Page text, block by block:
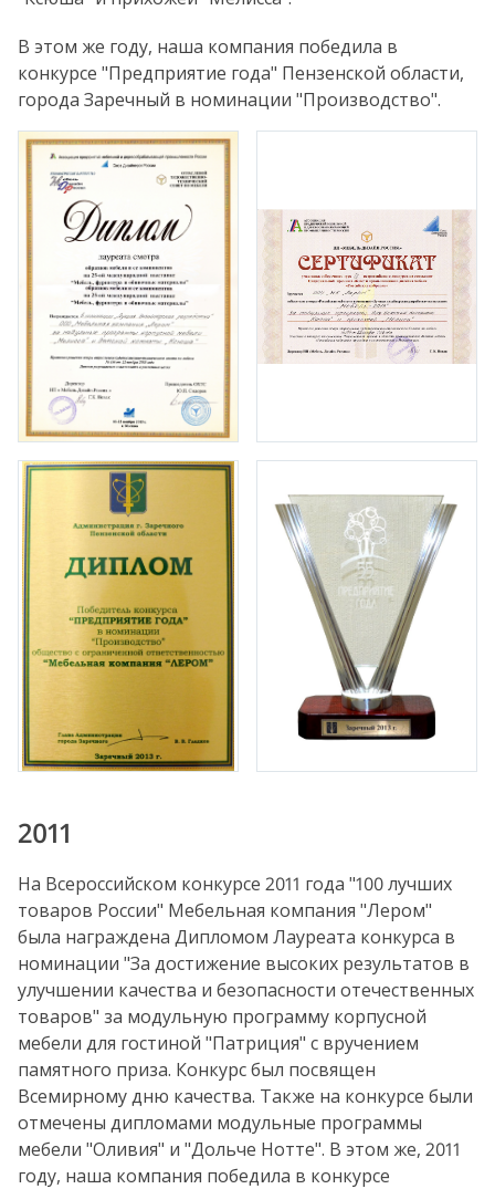
В этом же году, наша компания победила в
конкурсе "Предприятие года" Пензенской области,
города Заречный в номинации "Производство".
2011
На Всероссийском конкурсе 2011 года "100 лучших
товаров России" Мебельная компания "Лером"
была награждена Дипломом Лауреата конкурса в
номинации "За достижение высоких результатов в
улучшении качества и безопасности отечественных
товаров" за модульную программу корпусной
мебели для гостиной "Патриция" с вручением
памятного приза. Конкурс был посвящен
Всемирному дню качества. Также на конкурсе были
отмечены дипломами модульные программы
мебели "Оливия" и "Дольче Нотте". В этом же, 2011
году, наша компания победила в конкурсе